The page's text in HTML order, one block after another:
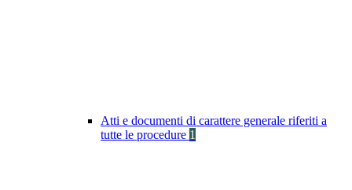
Atti e documenti di carattere generale riferiti a
tutte le procedure 1